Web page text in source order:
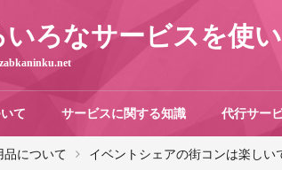
いろなサービスを使
て サービスに関する知識 代行サー
品について イベントシェアの街コンは楽しい